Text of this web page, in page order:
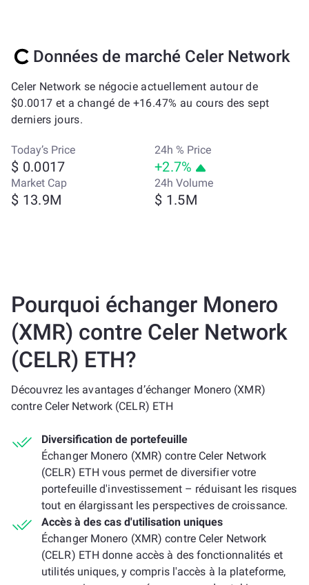
Données de marché Celer Network
Celer Network se négocie actuellement autour de
$0.0017 et a changé de +16.47% au cours des sept
derniers jours.
Today’s Price
$ 0.0017
24h % Price
+2.7%
Market Cap
$ 13.9M
24h Volume
$ 1.5M
Pourquoi échanger Monero
(XMR) contre Celer Network
(CELR) ETH?
Découvrez les avantages d’échanger Monero (XMR)
contre Celer Network (CELR) ETH
Diversification de portefeuille
Échanger Monero (XMR) contre Celer Network
(CELR) ETH vous permet de diversifier votre
portefeuille d'investissement – réduisant les risques
tout en élargissant les perspectives de croissance.
Accès à des cas d'utilisation uniques
Échanger Monero (XMR) contre Celer Network
(CELR) ETH donne accès à des fonctionnalités et
utilités uniques, y compris l'accès à la plateforme,